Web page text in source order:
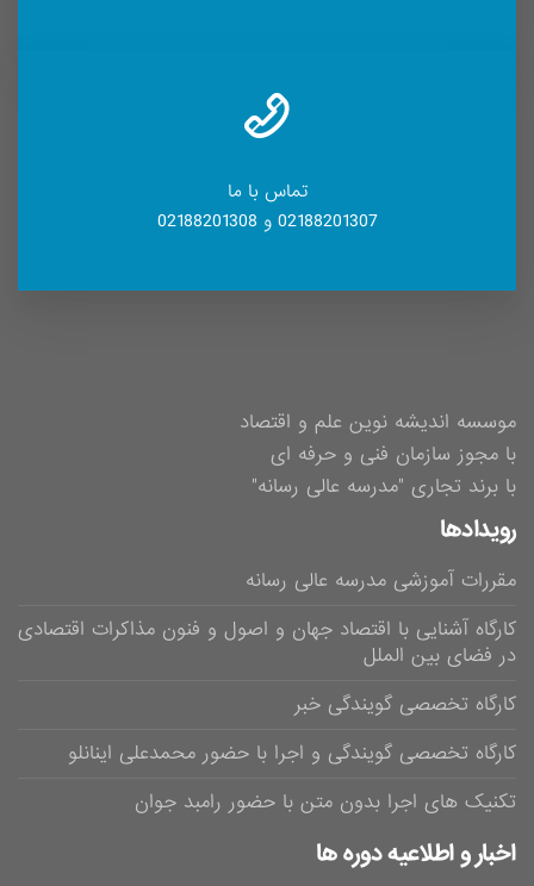
تماس با ما
02188201307 و 02188201308
موسسه اندیشه نوین علم و اقتصاد
با مجوز سازمان فنی و حرفه ای
با برند تجاری "مدرسه عالی رسانه"
رویدادها
مقررات آموزشی مدرسه عالی رسانه
کارگاه آشنایی با اقتصاد جهان و اصول و فنون مذاکرات اقتصادی
در فضای بین الملل
کارگاه تخصصی گویندگی خبر
کارگاه تخصصی گویندگی و اجرا با حضور محمدعلی اینانلو
تکنیک های اجرا بدون متن با حضور رامبد جوان
اخبار و اطلاعیه دوره ها